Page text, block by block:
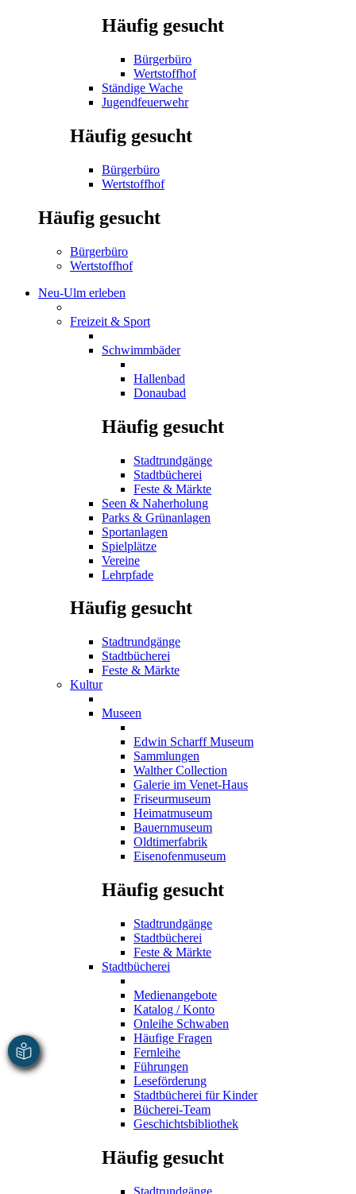
Häufig gesucht
Bürgerbüro
Wertstoffhof
Ständige Wache
Jugendfeuerwehr
Häufig gesucht
Bürgerbüro
Wertstoffhof
Häufig gesucht
Bürgerbüro
Wertstoffhof
Neu-Ulm erleben
Freizeit & Sport
Schwimmbäder
Hallenbad
Donaubad
Häufig gesucht
Stadtrundgänge
Stadtbücherei
Feste & Märkte
Seen & Naherholung
Parks & Grünanlagen
Sportanlagen
Spielplätze
Vereine
Lehrpfade
Häufig gesucht
Stadtrundgänge
Stadtbücherei
Feste & Märkte
Kultur
Museen
Edwin Scharff Museum
Sammlungen
Walther Collection
Galerie im Venet-Haus
Friseurmuseum
Heimatmuseum
Bauernmuseum
Oldtimerfabrik
Eisenofenmuseum
Häufig gesucht
Stadtrundgänge
Stadtbücherei
Feste & Märkte
Stadtbücherei
Medienangebote
Katalog / Konto
Onleihe Schwaben
Häufige Fragen
Fernleihe
Führungen
Leseförderung
Stadtbücherei für Kinder
Bücherei-Team
Geschichtsbibliothek
Häufig gesucht
Stadtrundgänge